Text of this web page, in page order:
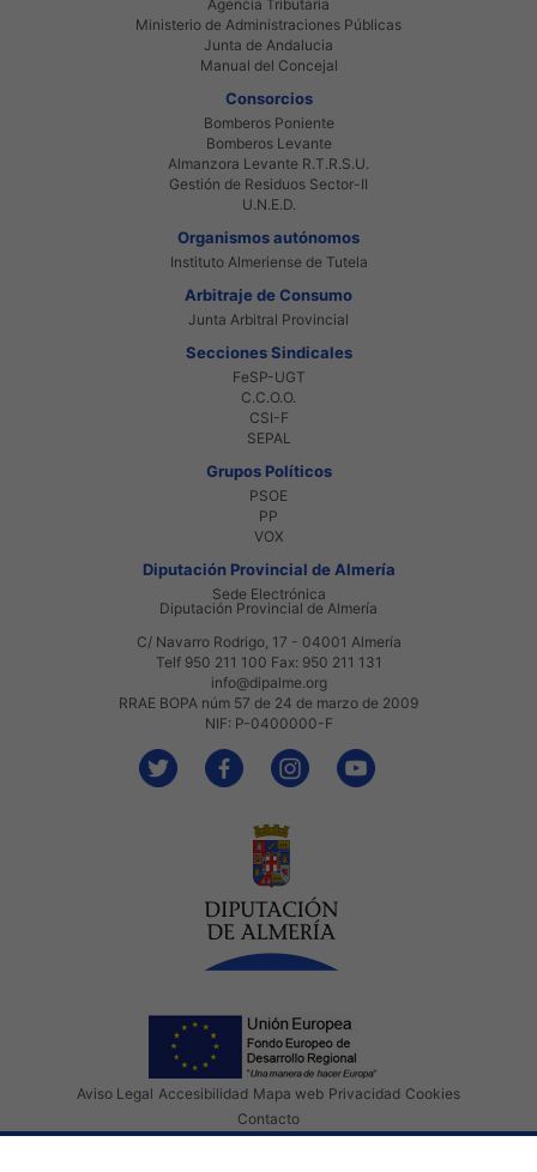
Agencia Tributaria
Ministerio de Administraciones Públicas
Junta de Andalucia
Manual del Concejal
Consorcios
Bomberos Poniente
Bomberos Levante
Almanzora Levante R.T.R.S.U.
Gestión de Residuos Sector-II
U.N.E.D.
Organismos autónomos
Instituto Almeriense de Tutela
Arbitraje de Consumo
Junta Arbitral Provincial
Secciones Sindicales
FeSP-UGT
C.C.O.O.
CSI-F
SEPAL
Grupos Políticos
PSOE
PP
VOX
Diputación Provincial de Almería
Sede Electrónica
Diputación Provincial de Almería
C/ Navarro Rodrigo, 17 - 04001 Almería
Telf 950 211 100 Fax: 950 211 131
info@dipalme.org
RRAE BOPA núm 57 de 24 de marzo de 2009
NIF: P-0400000-F
Aviso Legal Accesibilidad Mapa web Privacidad Cookies
Contacto